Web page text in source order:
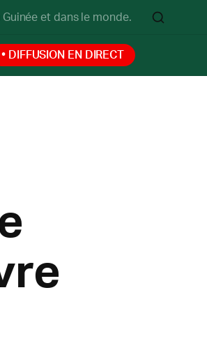
et dans le monde.
• DIFFUSION EN DIRECT